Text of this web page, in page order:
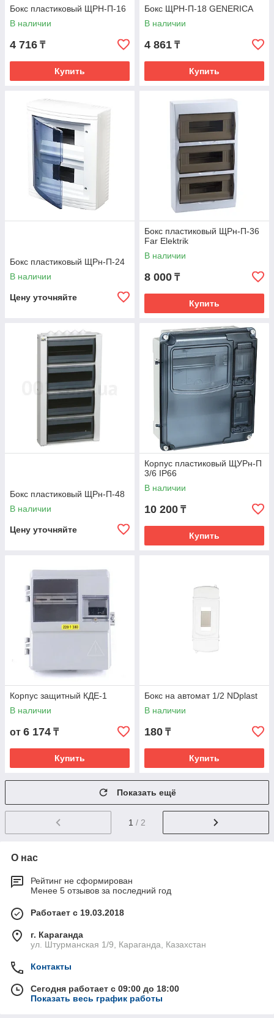
Бокс пластиковый ЩРН-П-16
В наличии
4 716 ₸
Купить
Бокс ЩРН-П-18 GENERICA
В наличии
4 861 ₸
Купить
Бокс пластиковый ЩРн-П-24
В наличии
Цену уточняйте
Бокс пластиковый ЩРн-П-36
Far Elektrik
В наличии
8 000 ₸
Купить
Бокс пластиковый ЩРн-П-48
В наличии
Цену уточняйте
Корпус пластиковый ЩУРн-П
3/6 IP66
В наличии
10 200 ₸
Купить
Корпус защитный КДЕ-1
В наличии
от 6 174 ₸
Купить
Бокс на автомат 1/2 NDplast
В наличии
180 ₸
Купить
Показать ещё
1 / 2
О нас
Рейтинг не сформирован
Менее 5 отзывов за последний год
Работает с 19.03.2018
г. Караганда
ул. Штурманская 1/9, Караганда, Казахстан
Контакты
Сегодня работает с 09:00 до 18:00
Показать весь график работы